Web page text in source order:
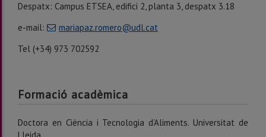
Despatx: Campus ETSEA, edifici 2, planta 3, despatx 3.18
e-mail:
mariapaz.romero@udl.cat
Tel (+34) 973 702592
Formació acadèmica
Doctora en Ciència i Tecnologia d’Aliments. Universitat de